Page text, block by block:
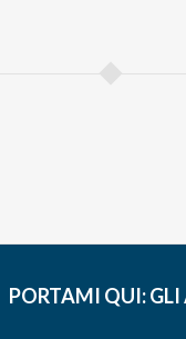
PORTAMI QUI: